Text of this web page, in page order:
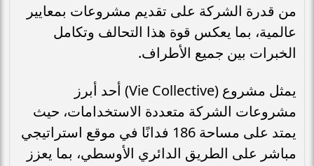
من قدرة الشركة على تقديم مشروعات بمعايير
عالمية، بما يعكس قوة هذا التحالف وتكامل
الخبرات بين جميع الأطراف.
يمثل مشروع (Vie Collective) أحد أبرز
مشروعات الشركة متعددة الاستخدامات، حيث
يمتد على مساحة 186 فدانًا في موقع استراتيجي
مباشر على الطريق الدائري الأوسطي، بما يعزز